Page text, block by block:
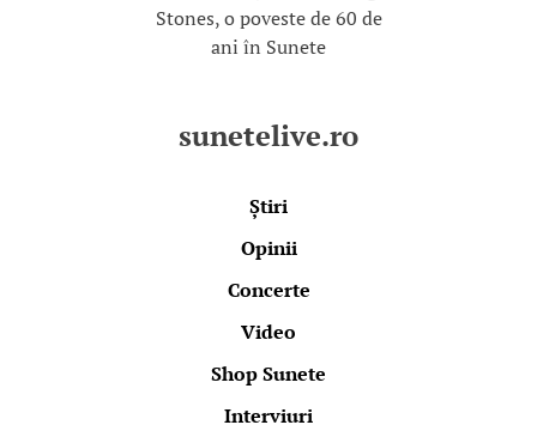
Stones, o poveste de 60 de
ani în Sunete
sunetelive.ro
Știri
Opinii
Concerte
Video
Shop Sunete
Interviuri